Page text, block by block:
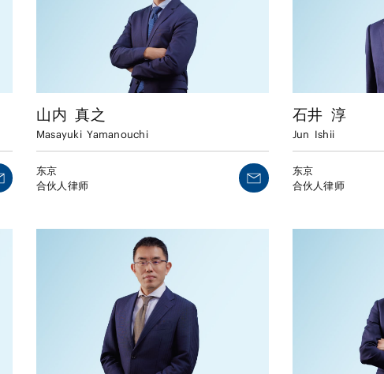
山内 真之
Masayuki Yamanouchi
东京
合伙人律师
石井 淳
Jun Ishii
东京
合伙人律师